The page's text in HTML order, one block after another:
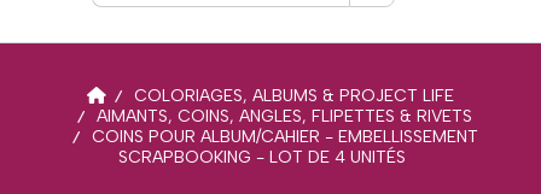
COLORIAGES, ALBUMS & PROJECT LIFE
AIMANTS, COINS, ANGLES, FLIPETTES & RIVETS
COINS POUR ALBUM/CAHIER - EMBELLISSEMENT
SCRAPBOOKING - LOT DE 4 UNITÉS